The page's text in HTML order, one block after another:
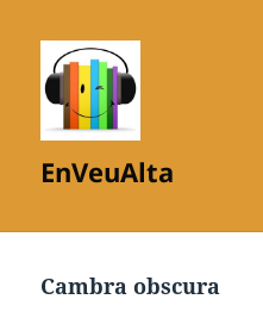
EnVeuAlta
Cambra obscura